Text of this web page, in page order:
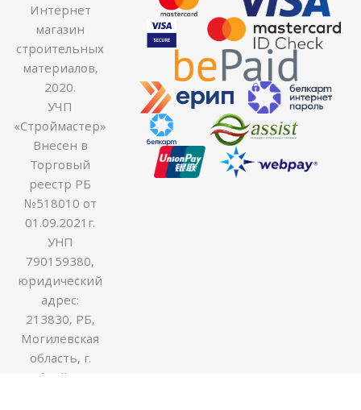
Интернет
магазин
строительных
материалов,
2020.
УЧП
«Строймастер»
Внесен в
Торговый
реестр РБ
№518010 от
01.09.2021г.
УНП
790159380,
юридический
адрес:
213830, РБ,
Могилевская
область, г.
Бобруйск ул.